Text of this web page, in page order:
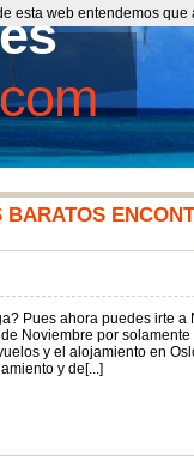
BARATOS
Pues ahora puedes irte
Noviembre por
y el alojamiento en
y de[...]
esta web entendemos